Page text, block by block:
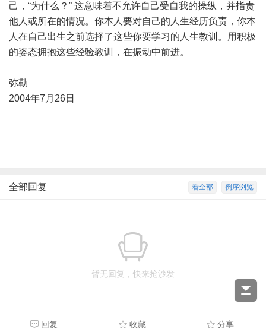
己，“为什么？” 这意味着不允许自己受自我的操纵，并指责
他人或所在的情况。你本人要对自己的人生经历负责，你本
人在自己出生之前选择了这些你要学习的人生教训。用积极
的姿态拥抱这些经验教训，在振动中前进。
弥勒
2004年7月26日
倒序浏览
看全部
全部回复
暂无回复，快来抢沙发
回复 收藏 分享